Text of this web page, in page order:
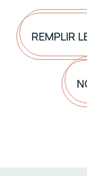
REMPLIR